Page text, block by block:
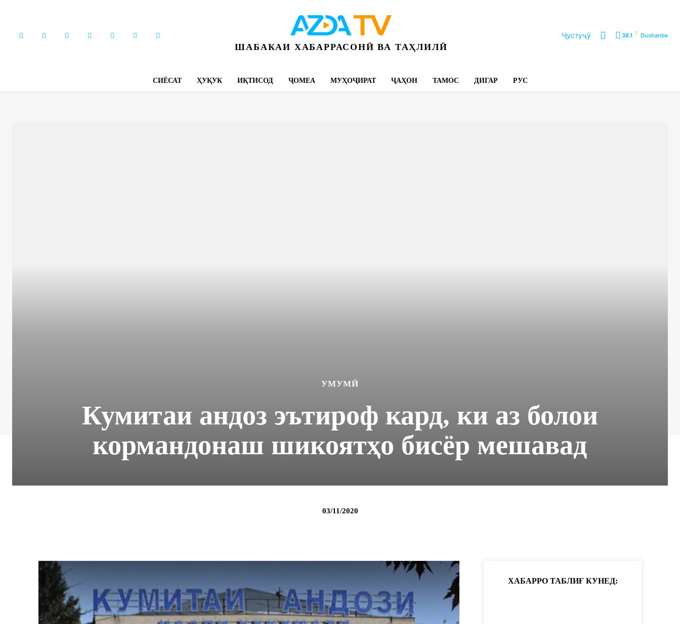
ШАБАКАИ ХАБАРРАСОНӢ ВА ТАҲЛИЛӢ
Ҷустуҷӯ 38.1 C Dushanbe
СИЁСАТ ҲУҚУК ИҚТИСОД ҶОМЕА МУҲОҶИРАТ ҶАҲОН ТАМОС ДИГАР РУС
УМУМӢ
Кумитаи андоз эътироф кард, ки аз болои
кормандонаш шикоятҳо бисёр мешавад
03/11/2020
ХАБАРРО ТАБЛИҒ КУНЕД: